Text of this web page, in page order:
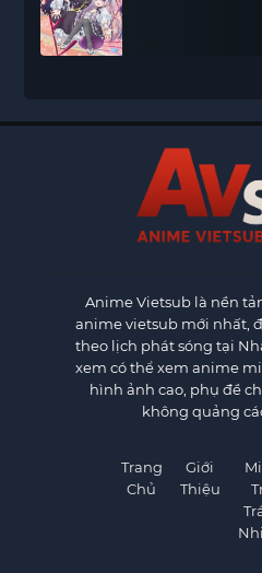
Anime Vietsub là nền
anime vietsub mới nhất,
theo lịch phát sóng tại
xem có thể xem anime
hình ảnh cao, phụ đề
không quảng
Trang
Chủ
Giới
Thiệu